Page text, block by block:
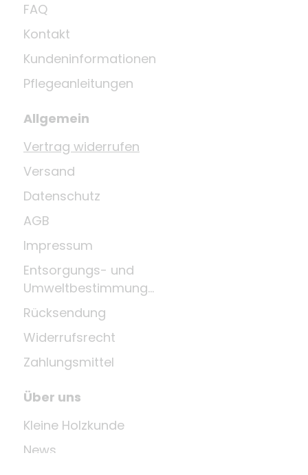
FAQ
Kontakt
Kundeninformationen
Pflegeanleitungen
Allgemein
Vertrag widerrufen
Versand
Datenschutz
AGB
Impressum
Entsorgungs- und
Umweltbestimmungen
Rücksendung
Widerrufsrecht
Zahlungsmittel
Über uns
Kleine Holzkunde
News